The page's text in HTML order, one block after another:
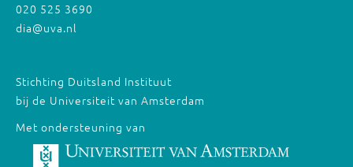
020 525 3690
dia@uva.nl
Stichting Duitsland Instituut
bij de Universiteit van Amsterdam
Met ondersteuning van